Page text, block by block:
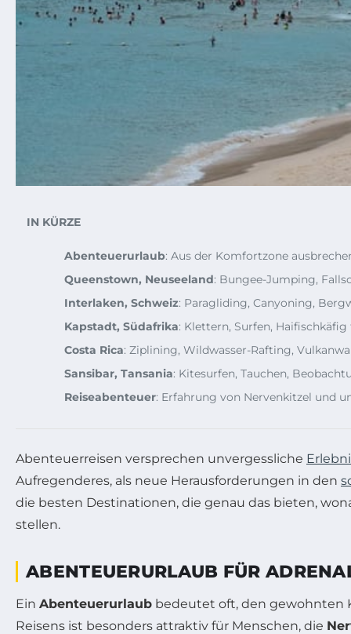
IN KÜRZE
Abenteuerurlaub: Aus der Komfortzone
Queenstown, Neuseeland: Bungee-Jumping,
Interlaken, Schweiz: Paragliding, Canyoning,
Kapstadt, Südafrika: Klettern, Surfen, Haifischkäfig
Costa Rica: Ziplining, Wildwasser-Rafting,
Sansibar, Tansania: Kitesurfen, Tauchen,
Reiseabenteuer: Erfahrung von Nervenkitzel und
Abenteuerreisen versprechen unvergessliche
Aufregenderes, als neue Herausforderungen in den
die besten Destinationen, die genau das bieten,
stellen.
ABENTEUERURLAUB FÜR
Ein Abenteuerurlaub bedeutet oft, den gewohnten
Reisens ist besonders attraktiv für Menschen, die